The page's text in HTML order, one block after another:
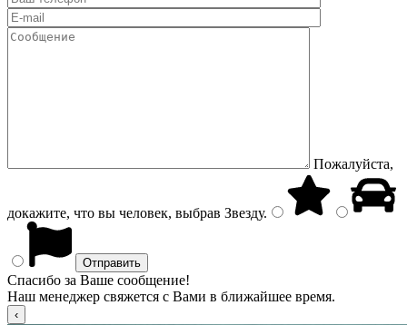
Пожалуйста,
докажите, что вы человек, выбрав Звезду.
Спасибо за Ваше сообщение!
Наш менеджер свяжется с Вами в ближайшее время.